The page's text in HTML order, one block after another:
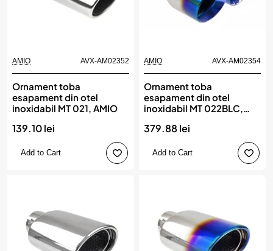
AMIO AVX-AM02352
Ornament toba
esapament din otel
inoxidabil MT 021, AMIO
139.10 lei
Add to Cart
AMIO AVX-AM02354
Ornament toba
esapament din otel
inoxidabil MT 022BLC,
379.88 lei
Add to Cart